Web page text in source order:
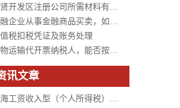
奉贤开发区注册公司所需材料有哪些？
金融企业从事金融商品买卖，如何缴纳营业税？
税扣税凭证及账务处理
货物运输代开票纳税人，能否按交通运输业差额计征营业税？
讯文章
上海工资收入型（个人所得税）税务筹划方案